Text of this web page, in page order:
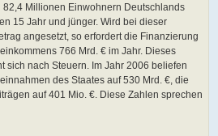
82,4 Millionen Einwohnern Deutschlands
15 Jahr und jünger. Wird bei dieser
angesetzt, so erfordert die Finanzierung
766 Mrd. € im Jahr. Dieses
sich nach Steuern. Im Jahr 2006 beliefen
des Staates auf 530 Mrd. €, die
auf 401 Mio. €. Diese Zahlen sprechen